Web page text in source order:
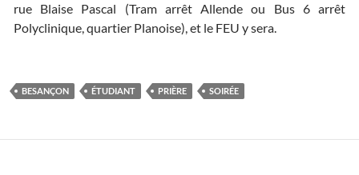
rue Blaise Pascal (Tram arrêt Allende ou Bus 6 arrêt
Polyclinique, quartier Planoise), et le FEU y sera.
BESANÇON ÉTUDIANT PRIÈRE SOIRÉE